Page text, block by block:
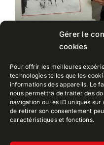
Gérer le
cookies
Pour offrir les meilleures
technologies telles que les
informations des appareils. Le
nous permettra de traiter des
navigation ou les ID uniques
de retirer son consentement
caractéristiques et fonctions.
JORIS